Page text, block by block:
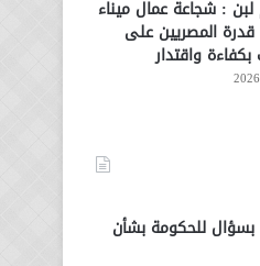
لبن : شجاعة عمال ميناء
المصريين على
بكفاءة واقتدار
بسؤال للحكومة بشأن